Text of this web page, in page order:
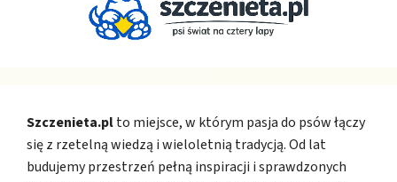
Szczenieta.plto miejsce, w którym pasja do psów łączy
się z rzetelną wiedzą i wieloletnią tradycją. Od lat
budujemy przestrzeń pełną inspiracji i sprawdzonych